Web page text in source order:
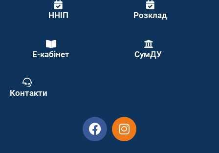
ННІП Розклад
Е-кабінет СумДУ
Контакти